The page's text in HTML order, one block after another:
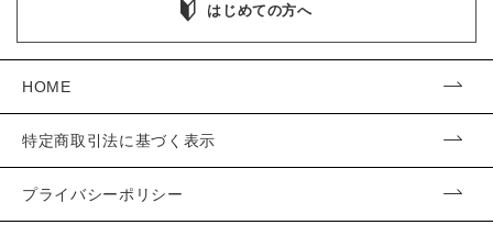
はじめての方へ
HOME
特定商取引法に基づく表示
プライバシーポリシー